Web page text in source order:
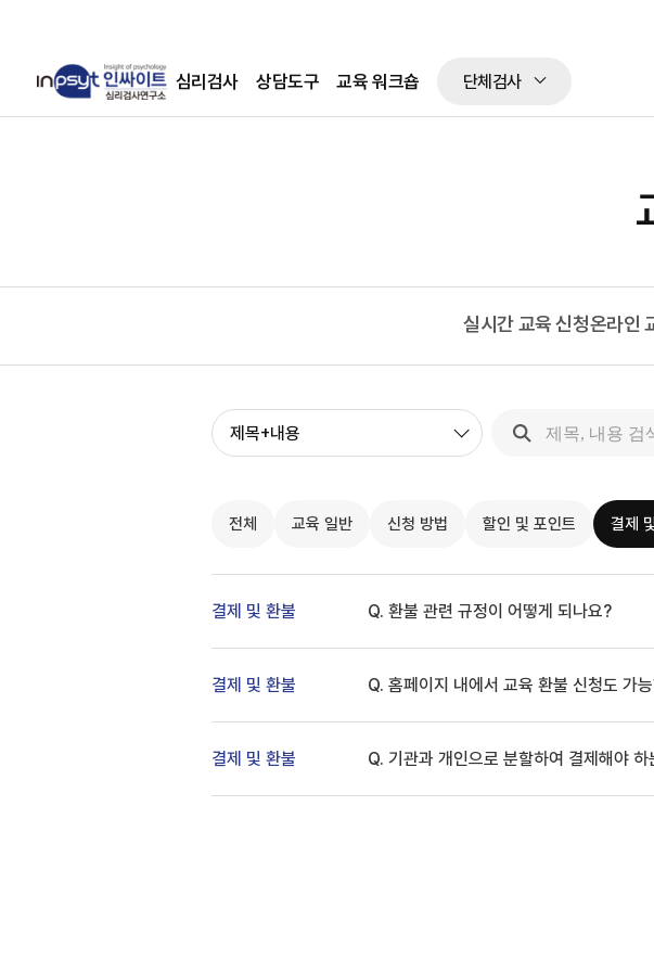
심리검사 상담도구 교육 워크숍 단체검사
실시간 교육 신청온라인
제목+내용
전체 교육 일반 신청 방법 할인 및 포인트 결제
결제 및 환불 Q. 환불 관련 규정이 어떻게 되나요?
결제 및 환불 Q. 홈페이지 내에서 교육 환불 신청도 가
결제 및 환불 Q. 기관과 개인으로 분할하여 결제해야